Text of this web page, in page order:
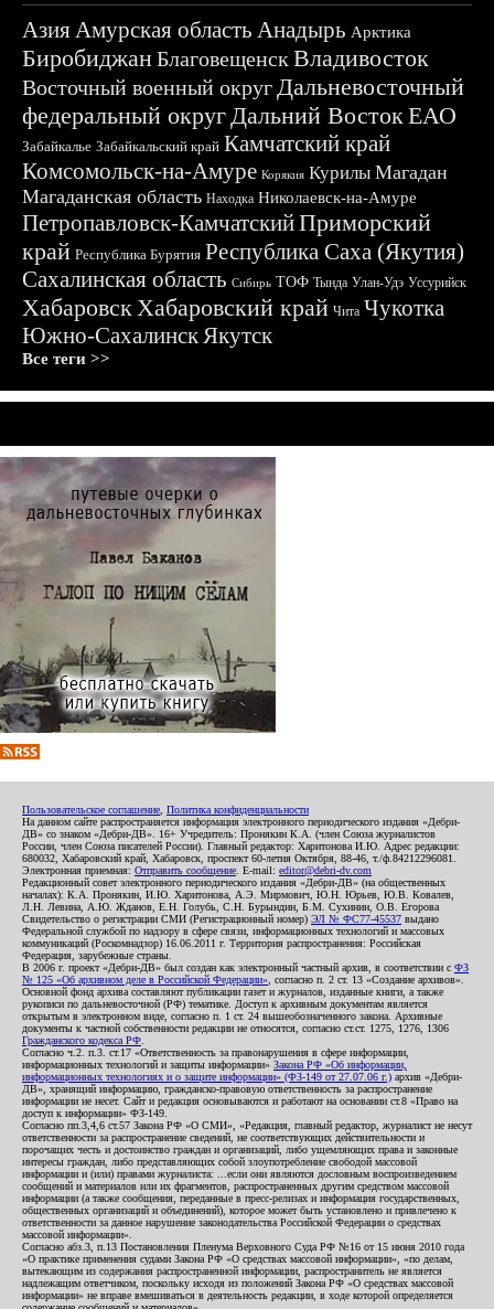
АзияАмурская область Анадырь Арктика
БиробиджанБлаговещенскВладивосток
Восточный военный округДальневосточный
федеральный округДальний ВостокЕАО
Забайкалье Забайкальский край Камчатский край
Комсомольск-на-Амуре Корякия Курилы Магадан
Магаданская область Находка Николаевск-на-Амуре
Петропавловск-КамчатскийПриморский
край Республика Бурятия Республика Саха (Якутия)
Сахалинская область Сибирь ТОФ Тында Улан-Удэ Уссурийск
ХабаровскХабаровский край Чита Чукотка
Южно-СахалинскЯкутск
Все теги >>
Пользовательское соглашение Политика конфиденциальности
На данном сайте распространяется информация электронного периодического издания «Дебри-
ДВ» со знаком «Дебри-ДВ». 16+ Учредитель: Пронякин К.А. (член Союза журналистов
России, член Союза писателей России). Главный редактор: Харитонова И.Ю. Адрес редакции:
680032, Хабаровский край, Хабаровск, проспект 60-летия Октября, 88-46, т./ф.84212296081.
Электронная приемная: Отправить сообщение . E-mail: editor@debri-dv.com
Редакционный совет электронного периодического издания «Дебри-ДВ» (на общественных
началах): К.А. Пронякин, И.Ю. Харитонова, А.Э. Мирмович, Ю.Н. Юрьев, Ю.В. Ковалев,
Л.Н. Левина, А.Ю. Жданов, Е.Н. Голубь, С.Н. Бурындин, Б.М. Сухинин, О.В. Егорова
Свидетельство о регистрации СМИ (Регистрационный номер) ЭЛ № ФС77-45537 выдано
Федеральной службой по надзору в сфере связи, информационных технологий и массовых
коммуникаций (Роскомнадзор) 16.06.2011 г. Территория распространения: Российская
Федерация, зарубежные страны.
В 2006 г. проект «Дебри-ДВ» был создан как электронный частный архив, в соответствии с ФЗ
№ 125 «Об архивном деле в Российской Федерации» , согласно п. 2 ст. 13 «Создание архивов».
Основной фонд архива составляют публикации газет и журналов, изданные книги, а также
рукописи по дальневосточной (РФ) тематике. Доступ к архивным документам является
открытым в электронном виде, согласно п. 1 ст. 24 вышеобозначенного закона. Архивные
документы к частной собственности редакции не относятся, согласно ст.ст. 1275, 1276, 1306
Гражданского кодекса РФ
Согласно ч.2. п.3. ст.17 «Ответственность за правонарушения в сфере информации,
информационных технологий и защиты информации» Закона РФ «Об информации,
информационных технологиях и о защите информации» (ФЗ-149 от 27.07.06 г.) архив «Дебри-
ДВ», хранящий информацию, гражданско-правовую ответственность за распространение
информации не несет. Сайт и редакция основываются и работают на основании ст.8 «Право на
доступ к информации» ФЗ-149.
Согласно пп.3,4,6 ст.57 Закона РФ «О СМИ», «Редакция, главный редактор, журналист не несут
ответственности за распространение сведений, не соответствующих действительности и
порочащих честь и достоинство граждан и организаций, либо ущемляющих права и законные
интересы граждан, либо представляющих собой злоупотребление свободой массовой
информации и (или) правами журналиста: ...если они являются дословным воспроизведением
сообщений и материалов или их фрагментов, распространенных другим средством массовой
информации (а также сообщения, переданные в пресс-релизах и информация государственных,
общественных организаций и объединений), которое может быть установлено и привлечено к
ответственности за данное нарушение законодательства Российской Федерации о средствах
массовой информации».
Согласно абз.3, п.13 Постановления Пленума Верховного Суда РФ №16 от 15 июня 2010 года
«О практике применения судами Закона РФ «О средствах массовой информации», «по делам,
вытекающим из содержания распространенной информации, распространитель не является
надлежащим ответчиком, поскольку исходя из положений Закона РФ «О средствах массовой
информации» не вправе вмешиваться в деятельность редакции, в ходе которой определяется